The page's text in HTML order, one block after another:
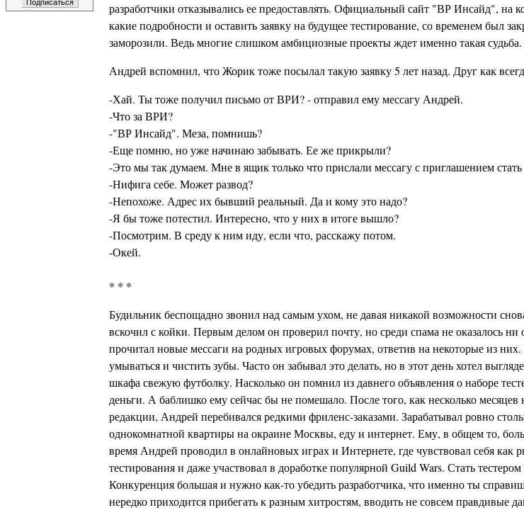
разработчики отказывались ее предоставлять. Официальный сайт "ВР Инсайд", на
какие подробности и оставить заявку на будущее тестирование, со временем был
заморозили. Ведь многие слишком амбициозные проекты ждет именно такая
Андрей вспомнил, что Жорик тоже посылал такую заявку 5 лет назад. Друг как
-Хай. Ты тоже получил письмо от ВРИ? - отправил ему мессагу Андрей.
-Что за ВРИ?
-"ВР Инсайд". Меза, помнишь?
-Еще помню, но уже начинаю забывать. Ее же прикрыли?
-Это мы так думаем. Мне в ящик только что прислали мессагу с приглашением стать
-Нифига себе. Может развод?
-Непохоже. Адрес их бывший реальный. Да и кому это надо?
-Я бы тоже потестил. Интересно, что у них в итоге вышло?
-Посмотрим. В среду к ним иду, если что, расскажу потом.
-Окей.
* * *
Будильник беспощадно звонил над самым ухом, не давая никакой возможности
вскочил с койки. Первым делом он проверил почту, но среди спама не оказалось ни
прочитал новые мессаги на родных игровых форумах, ответив на некоторые из
умываться и чистить зубы. Часто он забывал это делать, но в этот день хотел
шкафа свежую футболку. Насколько он помнил из давнего объявления о наборе
деньги. А баблишко ему сейчас бы не помешало. После того, как несколько месяцев
редакции, Андрей перебивался редкими фриленс-заказами. Зарабатывал ровно
однокомнатной квартиры на окраине Москвы, еду и интернет. Ему, в общем то,
время Андрей проводил в онлайновых играх и Интернете, где чувствовал себя
тестирования и даже участвовал в доработке популярной Guild Wars. Стать
Конкуренция большая и нужно как-то убедить разработчика, что именно ты
нередко приходится прибегать к разным хитростям, вводить не совсем правдивые